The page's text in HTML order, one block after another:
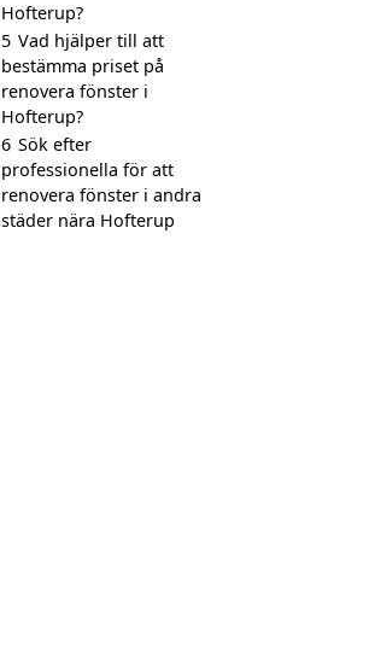
Hofterup?
5 Vad hjälper till att
bestämma priset på
renovera fönster i
Hofterup?
6 Sök efter
professionella för att
renovera fönster i andra
städer nära Hofterup